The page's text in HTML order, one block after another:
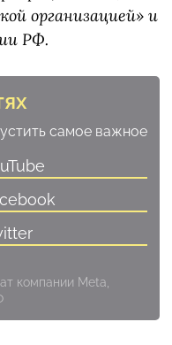
организацией» и
РФ.
самое важное
компании Meta,